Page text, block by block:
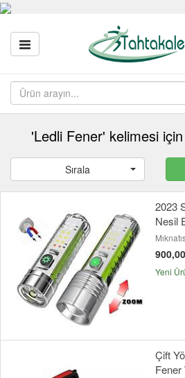
'Ledli Fener' kelimesi
Sırala
2023
Nesil
Yeni
Çift
Fener